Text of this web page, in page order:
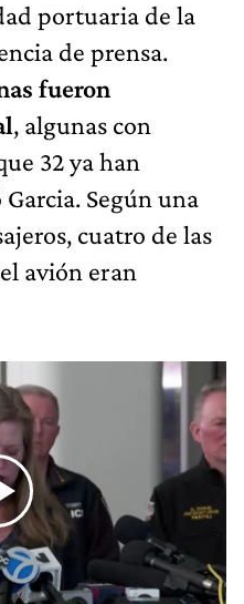
portuaria de la
de prensa.
fueron
, algunas con
32 ya han
Según una
cuatro de las
avión eran